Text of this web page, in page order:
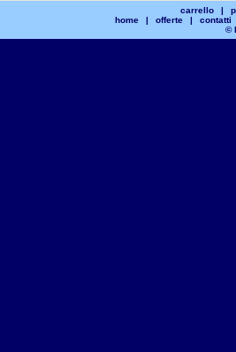
carrello |
home
| offerte |
contatti
©